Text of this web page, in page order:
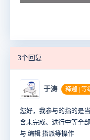
3个回复
于涛 释迦 | 等
您好，我参与的指的是
含未完成、进行中等全
与 编辑 指派等操作